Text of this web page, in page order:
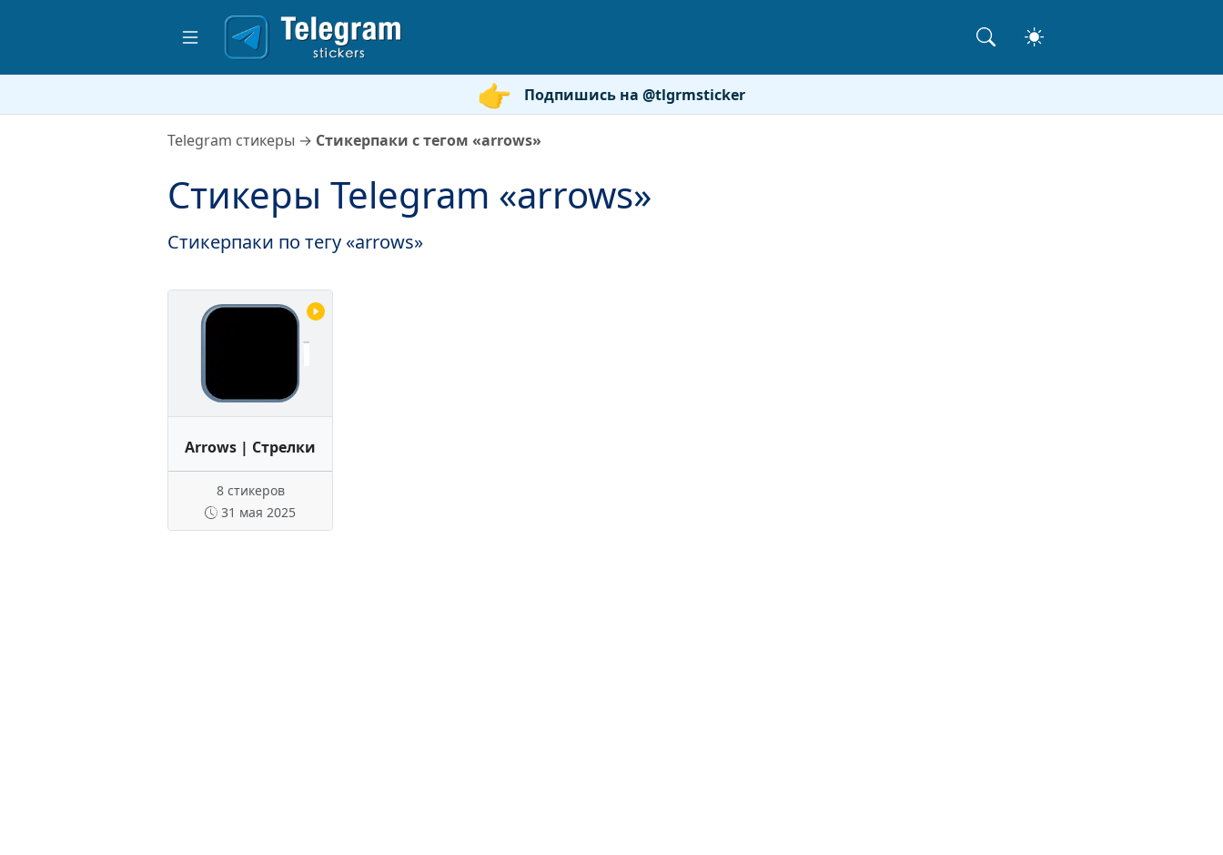
Подпишись на @tlgrmsticker
Telegram стикеры → Стикерпаки с тегом «arrows»
Стикеры Telegram «arrows»
Стикерпаки по тегу «arrows»
Arrows | Стрелки
8 стикеров
31 мая 2025